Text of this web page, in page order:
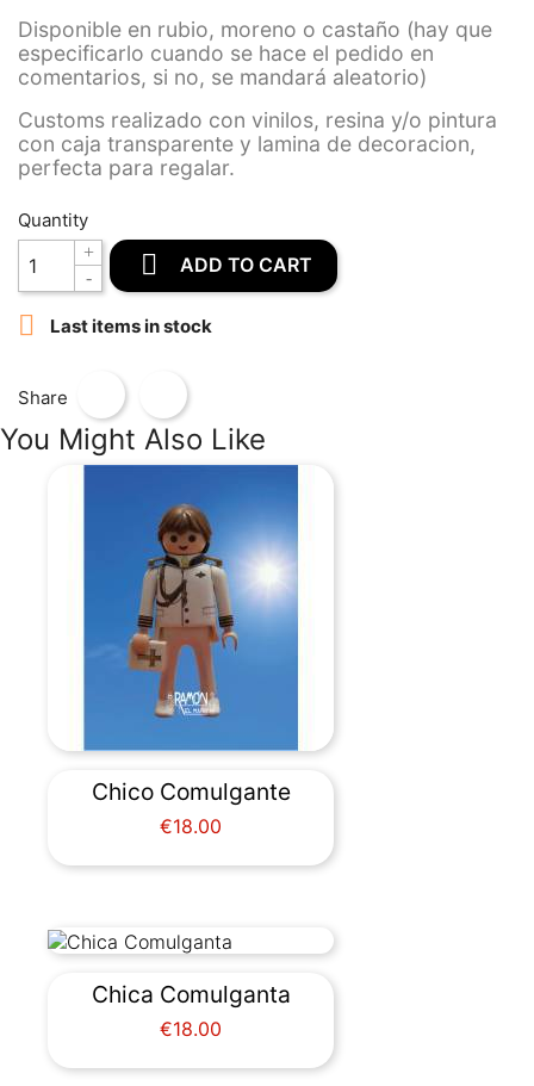
Disponible en rubio, moreno o castaño (hay que
especificarlo cuando se hace el pedido en
comentarios, si no, se mandará aleatorio)
Customs realizado con vinilos, resina y/o pintura
con caja transparente y lamina de decoracion,
perfecta para regalar.
Quantity
 ADD TO CART
 Last items in stock
Share
You Might Also Like
Chico Comulgante
Price
€18.00
Chica Comulganta
Price
€18.00